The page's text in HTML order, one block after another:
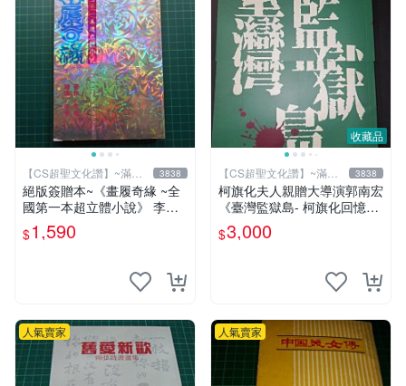
【CS超聖文化讚】~滿千
元送運
3838
絕版簽贈本~《畫履奇緣 ~全
國第一本超立體小說》 李奇
著 李奇繪圖【CS超聖文化2
讚】
$1,590
收藏品
【CS超聖文化讚】~滿千
元送運
3838
柯旗化夫人親贈大導演郭南宏
《臺灣監獄島- 柯旗化回憶
錄》柯旗化著 第一出版社 20
02年修訂再版 【CS超聖文化
$3,000
人氣賣家 人氣賣家